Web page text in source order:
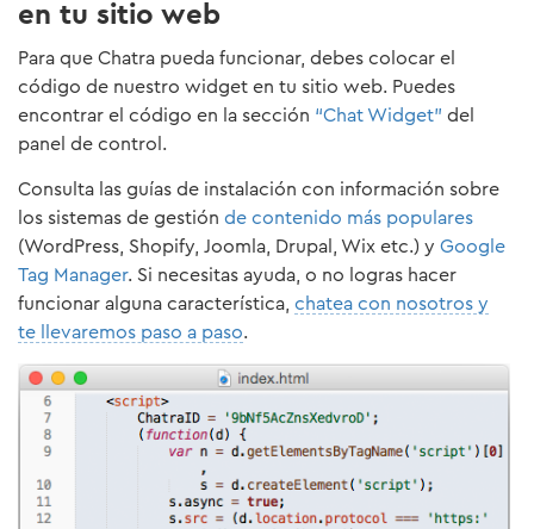
en tu sitio web
Para que Chatra pueda funcionar, debes colocar el
código de nuestro widget en tu sitio web. Puedes
encontrar el código en la sección “Chat Widget” del
panel de control.
Consulta las guías de instalación con información sobre
los sistemas de gestión de contenido más populares
(WordPress, Shopify, Joomla, Drupal, Wix etc.) y Google
Tag Manager. Si necesitas ayuda, o no logras hacer
funcionar alguna característica, chatea con nosotros y
te llevaremos paso a paso.